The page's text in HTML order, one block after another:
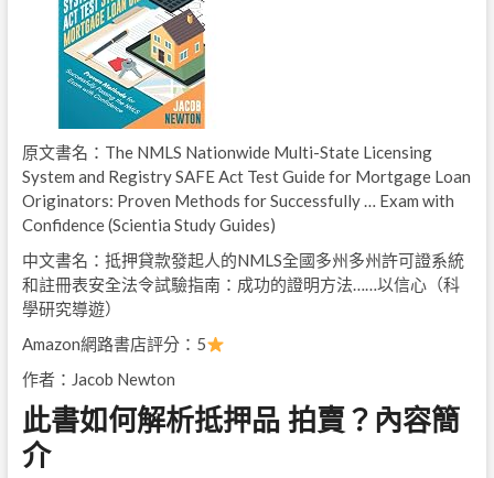
原文書名：The NMLS Nationwide Multi-State Licensing
System and Registry SAFE Act Test Guide for Mortgage Loan
Originators: Proven Methods for Successfully … Exam with
Confidence (Scientia Study Guides)
中文書名：抵押貸款發起人的NMLS全國多州多州許可證系統
和註冊表安全法令試驗指南：成功的證明方法……以信心（科
學研究導遊）
Amazon網路書店評分：5
作者：Jacob Newton
此書如何解析抵押品 拍賣？內容簡
介